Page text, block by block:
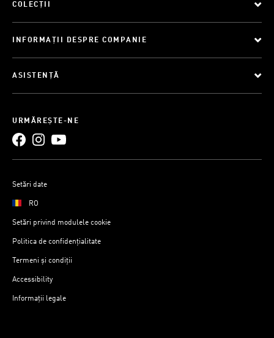
COLECȚII
INFORMAȚII DESPRE COMPANIE
ASISTENȚĂ
URMĂREȘTE-NE
Setări date
RO
Setări privind modulele cookie
Politica de confidențialitate
Termeni și condiții
Accessibility
Informații legale